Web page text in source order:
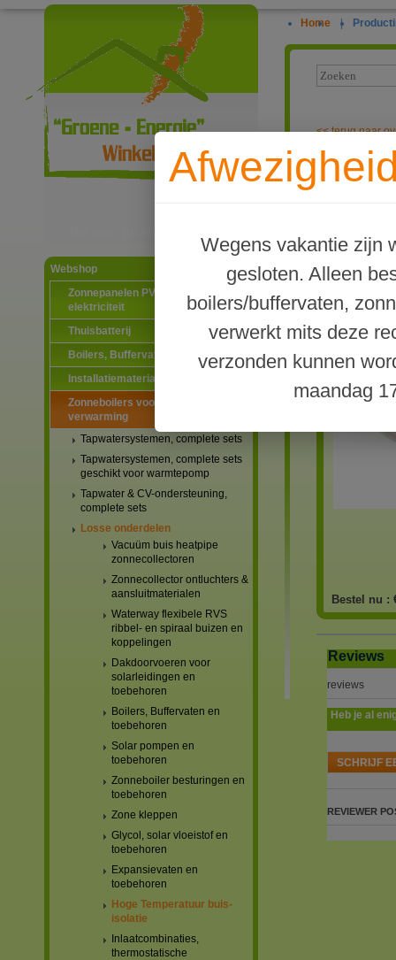
Webshop
Zonnepanelen PV-systemen
elektriciteit
Thuisbatterij
Boilers, Buffervaten en toebehoren
Installatiematerialen
Zonneboilers voor warmtapwater en
verwarming
Tapwatersystemen, complete sets
Tapwatersystemen, complete sets
geschikt voor warmtepomp
Tapwater & CV-ondersteuning,
complete sets
Losse onderdelen
Vacuüm buis heatpipe
zonnecollectoren
Zonnecollector ontluchters &
aansluitmaterialen
Waterway flexibele RVS
ribbel- en spiraal buizen en
koppelingen
Dakdoorvoeren voor
solarleidingen en
toebehoren
Boilers, Buffervaten en
toebehoren
Solar pompen en
toebehoren
Zonneboiler besturingen en
toebehoren
Zone kleppen
Glycol, solar vloeistof en
toebehoren
Expansievaten en
toebehoren
Hoge Temperatuur buis-
isolatie
Inlaatcombinaties,
thermostatische
Home |
Wegens vakantie zijn
gesloten. Alleen
boilers/buffervaten,
verwerkt mits deze
verzonden kunnen
maandag
<<terug naar
EPDM
Bestel nu :
Reviews
reviews
Heb je al
SCHRIJF
REVIEWER